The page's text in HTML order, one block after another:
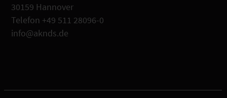
30159 Hannover
Telefon +49 511 28096-0
info@aknds.de